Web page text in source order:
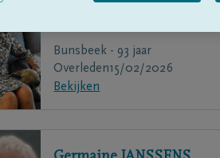
Bunsbeek - 93 jaar
Overleden15/02/2026
Bekijken